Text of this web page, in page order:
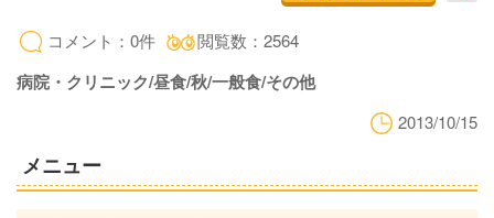
コメント：0件 閲覧数：2564
病院・クリニック/昼食/秋/一般食/その他
2013/10/15
メニュー